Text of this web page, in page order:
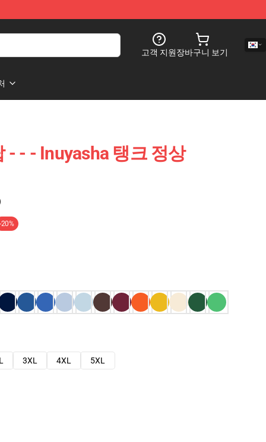
고객 지원장바구니 보기
- - - Inuyasha 탱크 정상
-20%
3XL 4XL
5XL